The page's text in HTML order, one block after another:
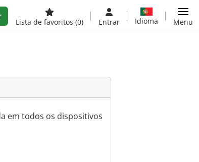
Lista de favoritos (0) Entrar Idioma Menu
em todos os dispositivos